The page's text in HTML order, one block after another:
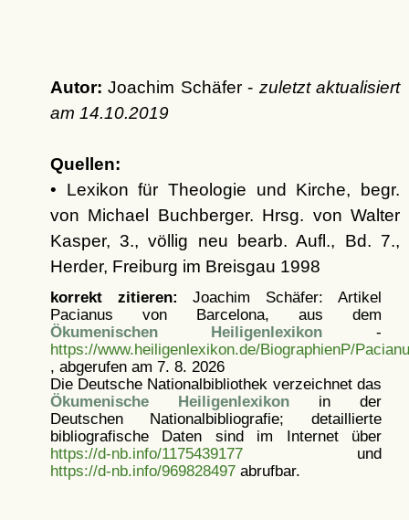
Autor: Joachim Schäfer - zuletzt aktualisiert
am 14.10.2019
Quellen:
• Lexikon für Theologie und Kirche, begr.
von Michael Buchberger. Hrsg. von Walter
Kasper, 3., völlig neu bearb. Aufl., Bd. 7.,
Herder, Freiburg im Breisgau 1998
korrekt zitieren: Joachim Schäfer: Artikel
Pacianus von Barcelona, aus dem
Ökumenischen Heiligenlexikon -
https://www.heiligenlexikon.de/BiographienP/
, abgerufen am 7. 8. 2026
Die Deutsche Nationalbibliothek verzeichnet das
Ökumenische Heiligenlexikonin der
Deutschen Nationalbibliografie; detaillierte
bibliografische Daten sind im Internet über
https://d-nb.info/1175439177und
https://d-nb.info/969828497abrufbar.